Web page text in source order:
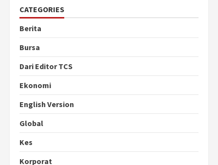
CATEGORIES
Berita
Bursa
Dari Editor TCS
Ekonomi
English Version
Global
Kes
Korporat